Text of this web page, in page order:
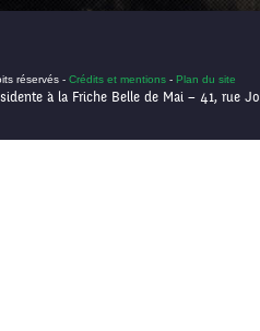
réservés - Crédits et mentions - Plan du site
à la Friche Belle de Mai – 41, rue